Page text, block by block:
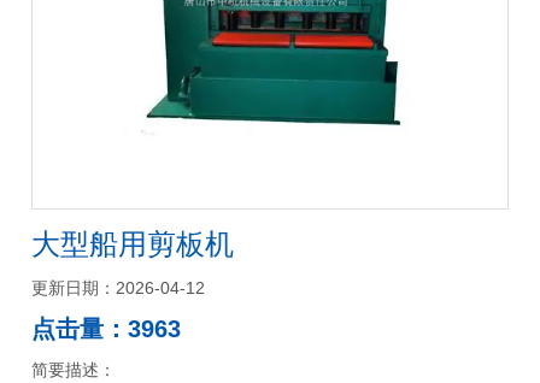
大型船用剪板机
更新日期：2026-04-12
点击量：3963
简要描述：